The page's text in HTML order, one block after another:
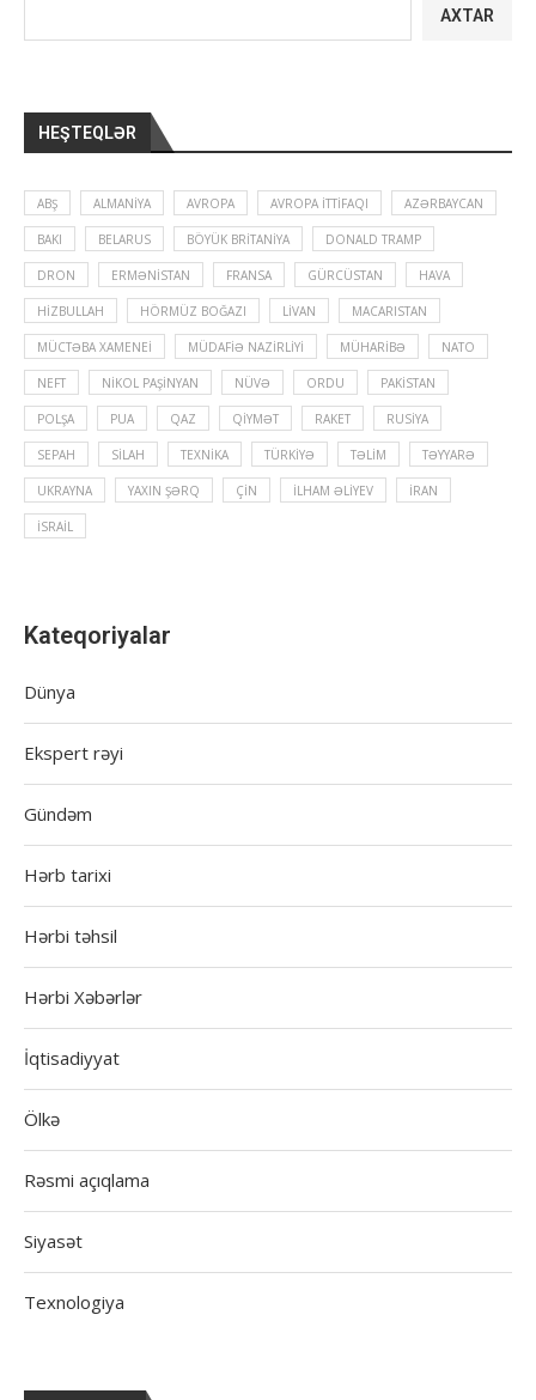
AXTAR
HEŞTEQLƏR
ABŞ ALMANIYA AVROPA AVROPA İTTIFAQI AZƏRBAYCAN
BAKI BELARUS BÖYÜK BRITANIYA DONALD TRAMP
DRON ERMƏNISTAN FRANSA GÜRCÜSTAN HAVA
HIZBULLAH HÖRMÜZ BOĞAZI LIVAN MACARISTAN
MÜCTƏBA XAMENEI MÜDAFIƏ NAZIRLIYI MÜHARIBƏ NATO
NEFT NIKOL PAŞINYAN NÜVƏ ORDU PAKISTAN
POLŞA PUA QAZ QIYMƏT RAKET RUSIYA
SEPAH SILAH TEXNIKA TÜRKIYƏ TƏLIM TƏYYARƏ
UKRAYNA YAXIN ŞƏRQ ÇIN İLHAM ƏLIYEV İRAN
İSRAIL
Kateqoriyalar
Dünya
Ekspert rəyi
Gündəm
Hərb tarixi
Hərbi təhsil
Hərbi Xəbərlər
İqtisadiyyat
Ölkə
Rəsmi açıqlama
Siyasət
Texnologiya